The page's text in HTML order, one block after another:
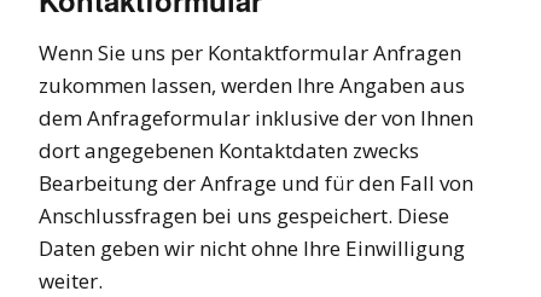
Wenn Sie uns per Kontaktformular Anfragen
zukommen lassen, werden Ihre Angaben aus
dem Anfrageformular inklusive der von Ihnen
dort angegebenen Kontaktdaten zwecks
Bearbeitung der Anfrage und für den Fall von
Anschlussfragen bei uns gespeichert. Diese
Daten geben wir nicht ohne Ihre Einwilligung
weiter.